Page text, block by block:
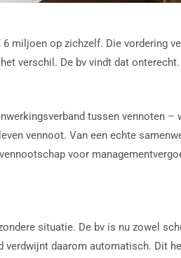
miljoen op zichzelf. Die
verschil. De bv vindt dat onterecht.
tussen vennoten
vennoot. Van een echte
voor
situatie. De bv is nu zowel
daarom automatisch. Dit